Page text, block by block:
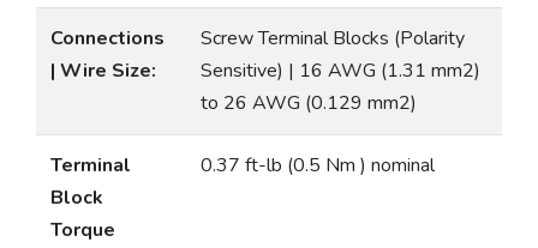
Connections
| Wire Size:
Screw Terminal Blocks (Polarity
Sensitive) | 16 AWG (1.31 mm2)
to 26 AWG (0.129 mm2)
Terminal
Block
Torque
0.37 ft-lb (0.5 Nm ) nominal